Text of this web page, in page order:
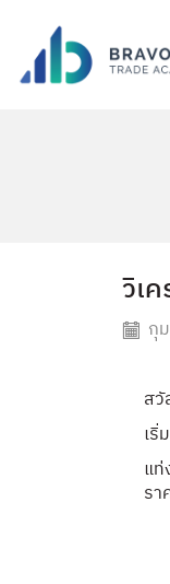
วิเ
กุ
ส
เริ่
แท่
ร